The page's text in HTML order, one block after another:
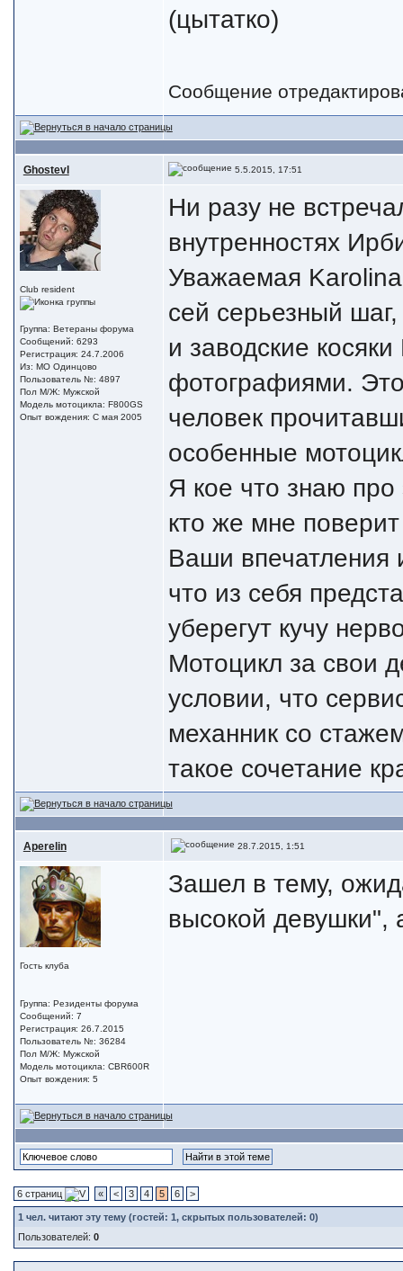
(цытатко)
Сообщение
Ghostevl 5.5.2015, 17:51
Club resident
Группа: Ветераны форума
Сообщений: 6293
Регистрация: 24.7.2006
Из: МО Одинцово
Пользователь №: 4897
Пол М/Ж: Мужской
Модель мотоцикла: F800GS
Опыт вождения: С мая 2005
Ни разу не
внутренностях
Уважаемая
сей серьезный
и заводские
фотографиями.
человек
особенные
Я кое что знаю
кто же мне
Ваши впечатления
что из себя
уберегут кучу
Мотоцикл за свои
условии, что
механник со
такое сочетание
Aperelin 28.7.2015, 1:51
Гость клуба
Группа: Резиденты форума
Сообщений: 7
Регистрация: 26.7.2015
Пользователь №: 36284
Пол М/Ж: Мужской
Модель мотоцикла: CBR600R
Опыт вождения: 5
Зашел в тему,
высокой девушки",
6 страниц « < 3 4 5 6 >
1 чел. читают эту тему (гостей: 1, скрытых пользователей: 0)
Пользователей: 0